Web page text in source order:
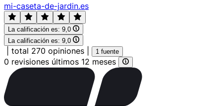
mi-caseta-de-jardin.es
La calificación es: 9,0
La calificación es: 9,0
total 270 opiniones 1 fuente
0 revisiones últimos 12 meses